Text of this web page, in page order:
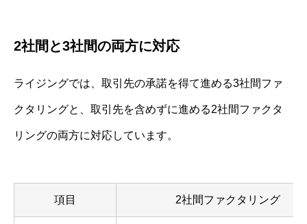
2社間と3社間の両方に対応
ライジングでは、取引先の承諾を得て進める3社間ファ
クタリングと、取引先を含めずに進める2社間ファクタ
リングの両方に対応しています。
項目 2社間ファクタリング